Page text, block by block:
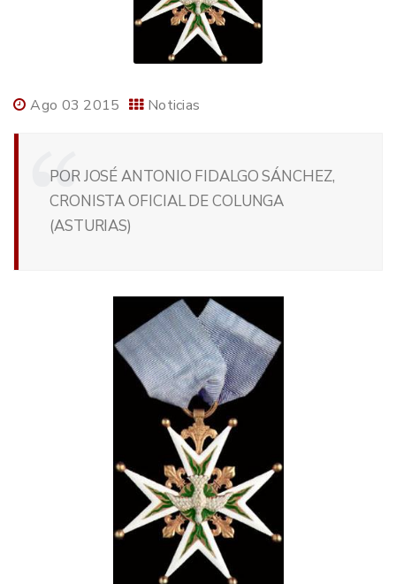
Ago 03 2015 Noticias
POR JOSÉ ANTONIO FIDALGO SÁNCHEZ,
CRONISTA OFICIAL DE COLUNGA
(ASTURIAS)